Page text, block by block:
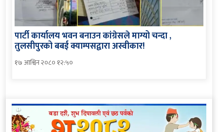
पार्टी कार्यालय भवन बनाउन कांग्रेसले माग्यो चन्दा ,
तुलसीपुरको बबई क्याम्पसद्वारा अस्वीकार!
१७ आश्विन २०८० १२:५०